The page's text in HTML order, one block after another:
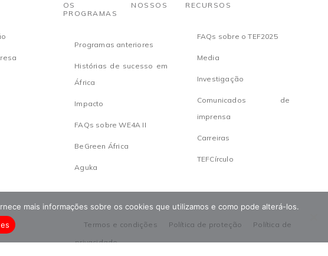
OS NOSSOS
PROGRAMAS
Programas anteriores
Histórias de sucesso em
África
Impacto
FAQs sobre WE4A II
BeGreen África
Aguka
RECURSOS
FAQs sobre o TEF2025
Media
Investigação
Comunicados de
imprensa
Carreiras
TEFCírculo
Termos e condições Política de proteção
Política de
privacidade
mais informações sobre os cookies que utilizamos e como pode alterá-los.